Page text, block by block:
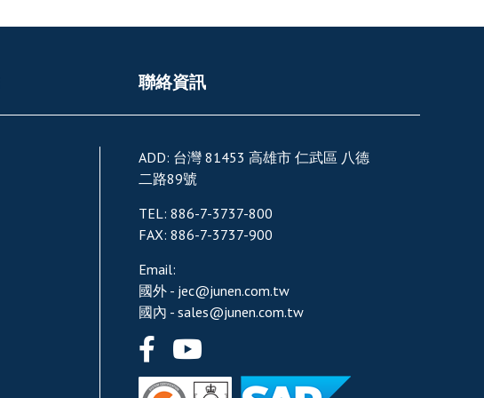
聯絡資訊
ADD: 台灣 81453 高雄市 仁武區 八德
二路89號
TEL:886-7-3737-800
FAX:886-7-3737-900
Email:
國外 - jec@junen.com.tw
國內 -sales@junen.com.tw